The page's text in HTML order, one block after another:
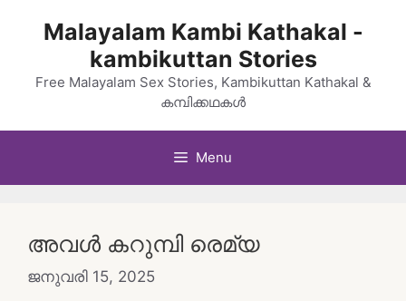
Malayalam Kambi Kathakal -
kambikuttan Stories
Free Malayalam Sex Stories, Kambikuttan Kathakal &
കമ്പിക്കഥകൾ
Menu
അവൾ കറുമ്പി രെമ്യ
ജനുവരി 15, 2025